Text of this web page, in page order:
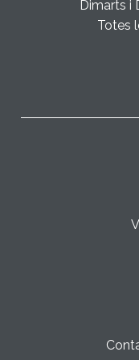
Dimarts i
Totes